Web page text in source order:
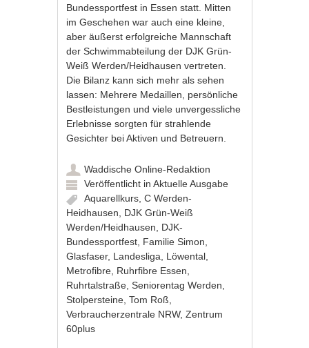
Bundessportfest in Essen statt. Mitten
im Geschehen war auch eine kleine,
aber äußerst erfolgreiche Mannschaft
der Schwimmabteilung der DJK Grün-
Weiß Werden/Heidhausen vertreten.
Die Bilanz kann sich mehr als sehen
lassen: Mehrere Medaillen, persönliche
Bestleistungen und viele unvergessliche
Erlebnisse sorgten für strahlende
Gesichter bei Aktiven und Betreuern.
Waddische Online-Redaktion
Veröffentlicht inAktuelle Ausgabe
Aquarellkurs ,C Werden-
Heidhausen
DJK Grün-Weiß
Werden/Heidhausen
DJK-
Bundessportfest Familie Simon
Glasfaser, Landesliga Löwental
Metrofibre Ruhrfibre Essen
Ruhrtalstraße ,Seniorentag Werden
Stolpersteine ,Tom Roß
Verbraucherzentrale NRW,Zentrum
60plus